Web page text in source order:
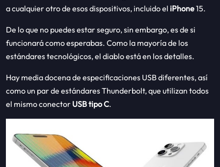
a cualquier otro de esos dispositivos, incluido el iPhone15.
De lo que no puedes estar seguro, sin embargo, es de si
funcionará como esperabas. Como la mayoría de los
estándares tecnológicos, el diablo está en los detalles.
Hay media docena de especificaciones USB diferentes, así
como un par de estándares Thunderbolt, que utilizan todos
el mismo conector USB tipo C.